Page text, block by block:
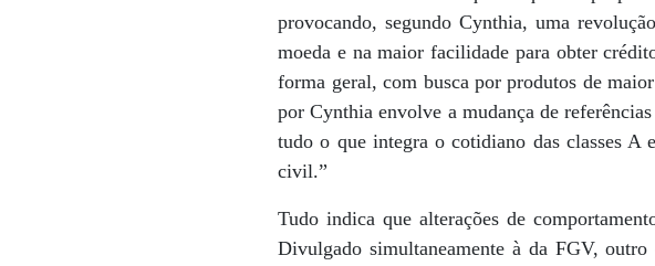
provocando, segundo Cynthia, uma
moeda e na maior facilidade para obter
forma geral, com busca por produtos de
por Cynthia envolve a mudança de
tudo o que integra o cotidiano das classes A
civil.”
Tudo indica que alterações de
Divulgado simultaneamente à da FGV,